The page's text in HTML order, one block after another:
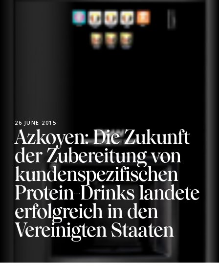
26 JUNE 2015
Azkoyen: Die Zukunft
der Zubereitung von
kundenspezifischen
Protein-Drinks landete
erfolgreich in den
Vereinigten Staaten